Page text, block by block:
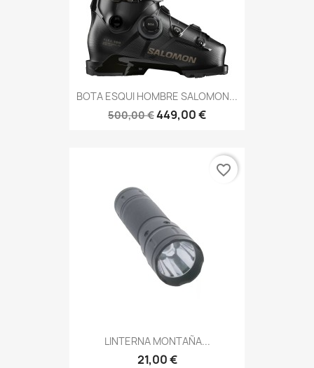
BOTA ESQUI HOMBRE SALOMON...
500,00 €449,00 €
LINTERNA MONTAÑA...
21,00 €
favorite_border